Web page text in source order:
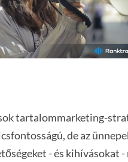
tartalommarketing-
de az
- és kihívásokat